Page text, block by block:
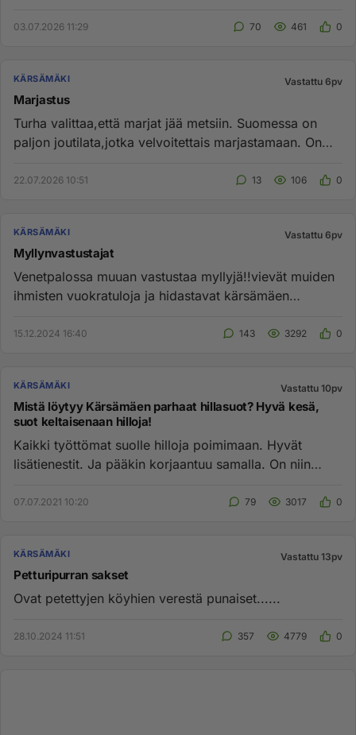
03.07.2026 11:29 70 461 0
KÄRSÄMÄKI Vastattu 6pv
Marjastus
Turha valittaa,että marjat jää metsiin. Suomessa on
paljon joutilata,jotka velvoitettais marjastamaan. On
22.07.2026 10:51 13 106 0
KÄRSÄMÄKI Vastattu 6pv
Myllynvastustajat
Venetpalossa muuan vastustaa myllyjä!!vievät muiden
ihmisten vuokratuloja ja hidastavat kärsämäen
15.12.2024 16:40 143 3292 0
KÄRSÄMÄKI Vastattu 10pv
Mistä löytyy Kärsämäen parhaat hillasuot? Hyvä kesä,
suot keltaisenaan hilloja!
Kaikki työttömat suolle hilloja poimimaan. Hyvät
lisätienestit. Ja pääkin korjaantuu samalla. On niin
07.07.2021 10:20 79 3017 0
KÄRSÄMÄKI Vastattu 13pv
Petturipurran sakset
Ovat petettyjen köyhien verestä punaiset......
28.10.2024 11:51 357 4779 0